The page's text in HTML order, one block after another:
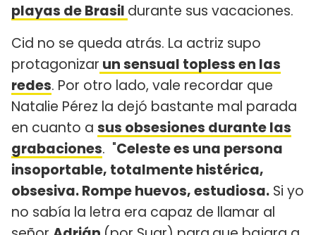
playas de Brasil durante sus vacaciones.
Cid no se queda atrás. La actriz supo
protagonizar un sensual topless en las
redes. Por otro lado, vale recordar que
Natalie Pérez la dejó bastante mal parada
en cuanto a sus obsesiones durante las
grabaciones. "Celeste es una persona
insoportable, totalmente histérica,
obsesiva. Rompe huevos, estudiosa. Si yo
no sabía la letra era capaz de llamar al